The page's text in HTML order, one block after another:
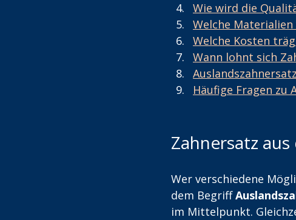
Wie wird die
Welche
Welche Kosten
Wann lohnt sich
Häufige Fragen zu
Zahnersatz
Wer verschiedene
dem Begriff
im Mittelpunkt.